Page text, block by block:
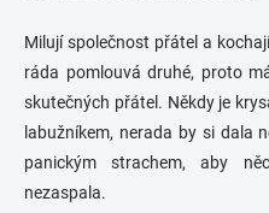
Milují společnost přátel a
ráda pomlouvá druhé, proto
skutečných přátel. Někdy je
labužníkem, nerada by si dala
panickým strachem, aby
nezaspala.